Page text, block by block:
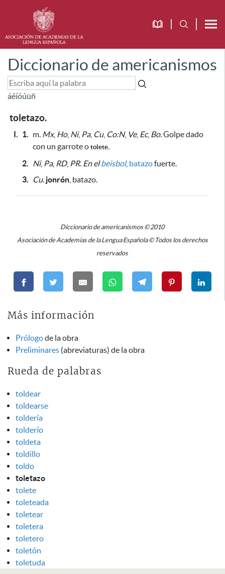
Diccionario de americanismos
áéíóúüñ
toletazo.
I. 1. m. Mx, Ho, Ni, Pa, Cu, Co:N, Ve, Ec, Bo.Golpedado
con un garrote o tolete.
2. Ni, Pa, RD, PR. En elbeisbol, batazofuerte.
3.
Cu. jonrón , batazo.
Diccionario de americanismos © 2010
Asociación de Academias de la Lengua Española © Todos los derechos
reservados
Más información
Prólogode la obra
Preliminares (abreviaturas) de la obra
Rueda de palabras
toldear
toldearse
toldería
tolderío
toldeta
toldillo
toldo
toletazo
tolete
toleteada
toletear
toletera
toletero
toletón
toletuda